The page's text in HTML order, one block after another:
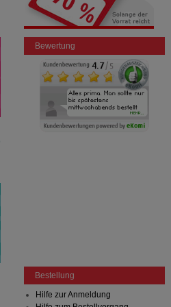
Bewertung
Bestellung
Hilfe zur Anmeldung